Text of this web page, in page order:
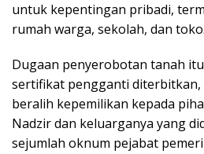
untuk kepentingan pribadi,
rumah warga, sekolah, dan toko.
Dugaan penyerobotan tanah
sertifikat pengganti diterbitkan,
beralih kepemilikan kepada
Nadzir dan keluarganya yang
sejumlah oknum pejabat